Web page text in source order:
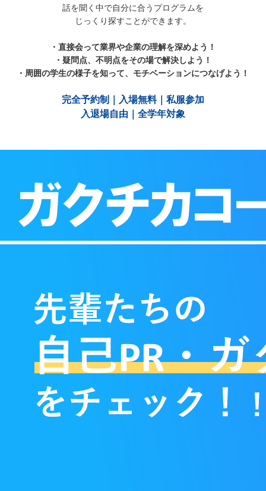
話を聞く中で自分に合うプログラムを
じっくり探すことができます。
・直接会って業界や企業の理解を深めよう！
・疑問点、不明点をその場で解決しよう！
・周囲の学生の様子を知って、モチベーションにつなげよう！
完全予約制｜入場無料｜私服参加
入退場自由｜全学年対象